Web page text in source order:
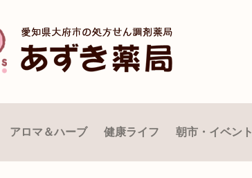
アロマ＆ハーブ 健康ライフ 朝市・イベント